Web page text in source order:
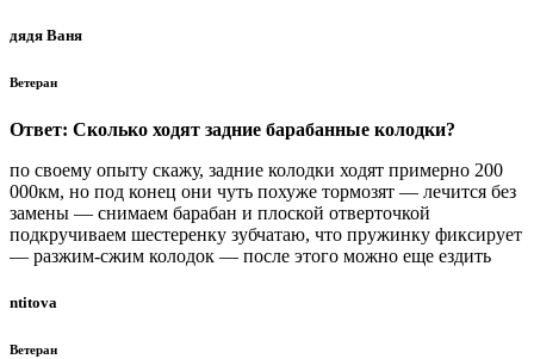
дядя Ваня
Ветеран
Ответ: Сколько ходят задние барабанные колодки?
по своему опыту скажу, задние колодки ходят примерно 200
000км, но под конец они чуть похуже тормозят — лечится без
замены — снимаем барабан и плоской отверточкой
подкручиваем шестеренку зубчатаю, что пружинку фиксирует
— разжим-сжим колодок — после этого можно еще ездить
ntitova
Ветеран